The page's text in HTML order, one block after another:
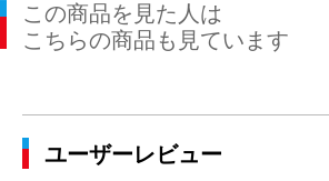
この商品を見た人は
こちらの商品も見ています
ユーザーレビュー